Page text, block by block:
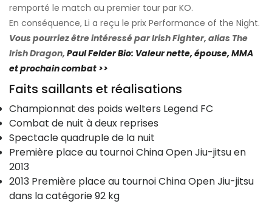
remporté le match au premier tour par KO.
En conséquence, Li a reçu le prix Performance of the Night.
Vous pourriez être intéressé par Irish Fighter, alias The
Irish Dragon, Paul Felder Bio: Valeur nette, épouse, MMA
et prochain combat >>
Faits saillants et réalisations
Championnat des poids welters Legend FC
Combat de nuit à deux reprises
Spectacle quadruple de la nuit
Première place au tournoi China Open Jiu-jitsu en
2013
2013 Première place au tournoi China Open Jiu-jitsu
dans la catégorie 92 kg